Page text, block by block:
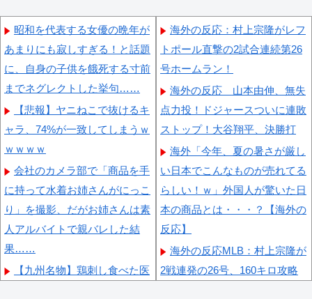
昭和を代表する女優の晩年が
あまりにも寂しすぎる！と話題
に、自身の子供を餓死する寸前
までネグレクトした挙句……
【悲報】ヤニねこで抜けるキ
ャラ、74%が一致してしまうｗ
ｗｗｗｗ
会社のカメラ部で「商品を手
に持って水着お姉さんがにっこ
り」を撮影、だがお姉さんは素
人アルバイトで親バレした結
果……
【九州名物】鶏刺し食べた医
海外の反応：村上宗隆がレフ
トポール直撃の2試合連続第26
号ホームラン！
海外の反応 山本由伸、無失
点力投！ドジャースついに連敗
ストップ！大谷翔平、決勝打
海外「今年、夏の暑さが厳し
い日本でこんなものが売れてる
らしい！ｗ」外国人が驚いた日
本の商品とは・・・？【海外の
反応】
海外の反応MLB：村上宗隆が
2戦連発の26号、160キロ攻略